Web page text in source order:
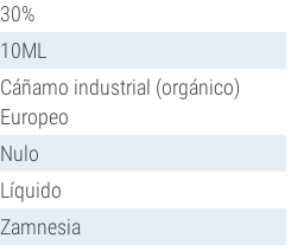
30%
10ML
Cáñamo industrial (orgánico)
Europeo
Nulo
Líquido
Zamnesia